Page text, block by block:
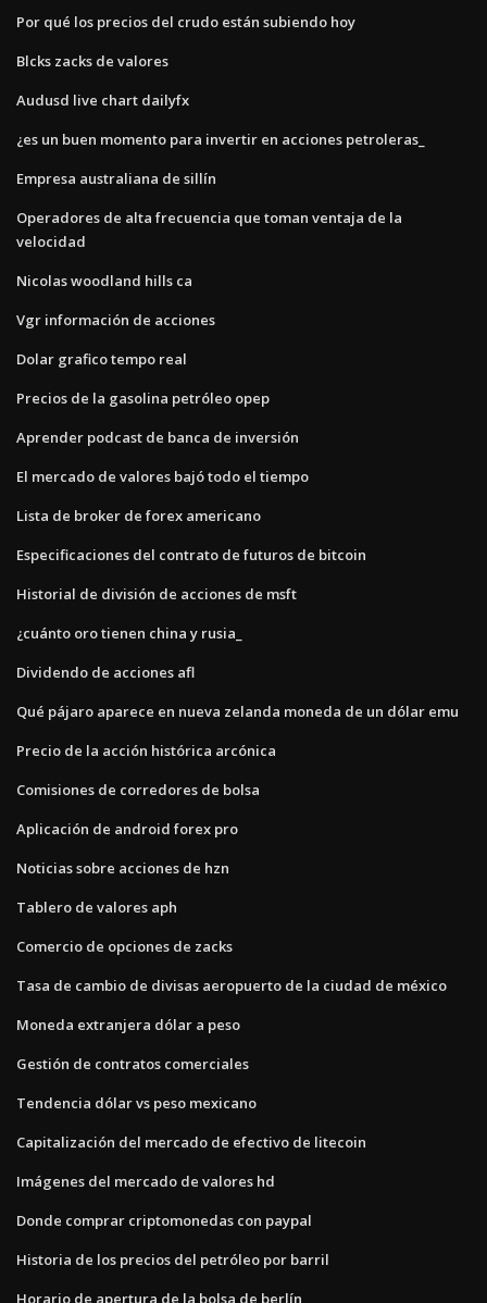
Por qué los precios del crudo están subiendo hoy
Blcks zacks de valores
Audusd live chart dailyfx
¿es un buen momento para invertir en acciones petroleras_
Empresa australiana de sillín
Operadores de alta frecuencia que toman ventaja de la
velocidad
Nicolas woodland hills ca
Vgr información de acciones
Dolar grafico tempo real
Precios de la gasolina petróleo opep
Aprender podcast de banca de inversión
El mercado de valores bajó todo el tiempo
Lista de broker de forex americano
Especificaciones del contrato de futuros de bitcoin
Historial de división de acciones de msft
¿cuánto oro tienen china y rusia_
Dividendo de acciones afl
Qué pájaro aparece en nueva zelanda moneda de un dólar emu
Precio de la acción histórica arcónica
Comisiones de corredores de bolsa
Aplicación de android forex pro
Noticias sobre acciones de hzn
Tablero de valores aph
Comercio de opciones de zacks
Tasa de cambio de divisas aeropuerto de la ciudad de méxico
Moneda extranjera dólar a peso
Gestión de contratos comerciales
Tendencia dólar vs peso mexicano
Capitalización del mercado de efectivo de litecoin
Imágenes del mercado de valores hd
Donde comprar criptomonedas con paypal
Historia de los precios del petróleo por barril
Horario de apertura de la bolsa de berlín